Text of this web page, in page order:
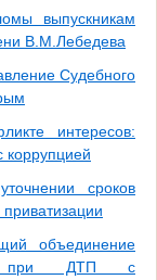
выпускникам
В.М.Лебедева
Судебного
интересов:
коррупцией
сроков
объединение
при ДТП с